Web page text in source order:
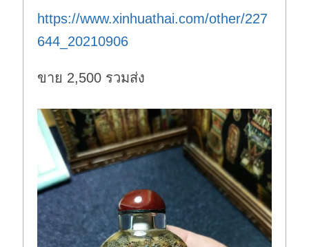
https://www.xinhuathai.com/other/227
644_20210906
ขาย 2,500 รวมส่ง